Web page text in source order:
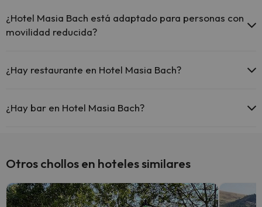
comunes.
¿Hotel Masia Bach está adaptado para personas con
movilidad reducida?
reducida.
¿Hay restaurante en Hotel Masia Bach?
¿Hay bar en Hotel Masia Bach?
Otros chollos en hoteles similares